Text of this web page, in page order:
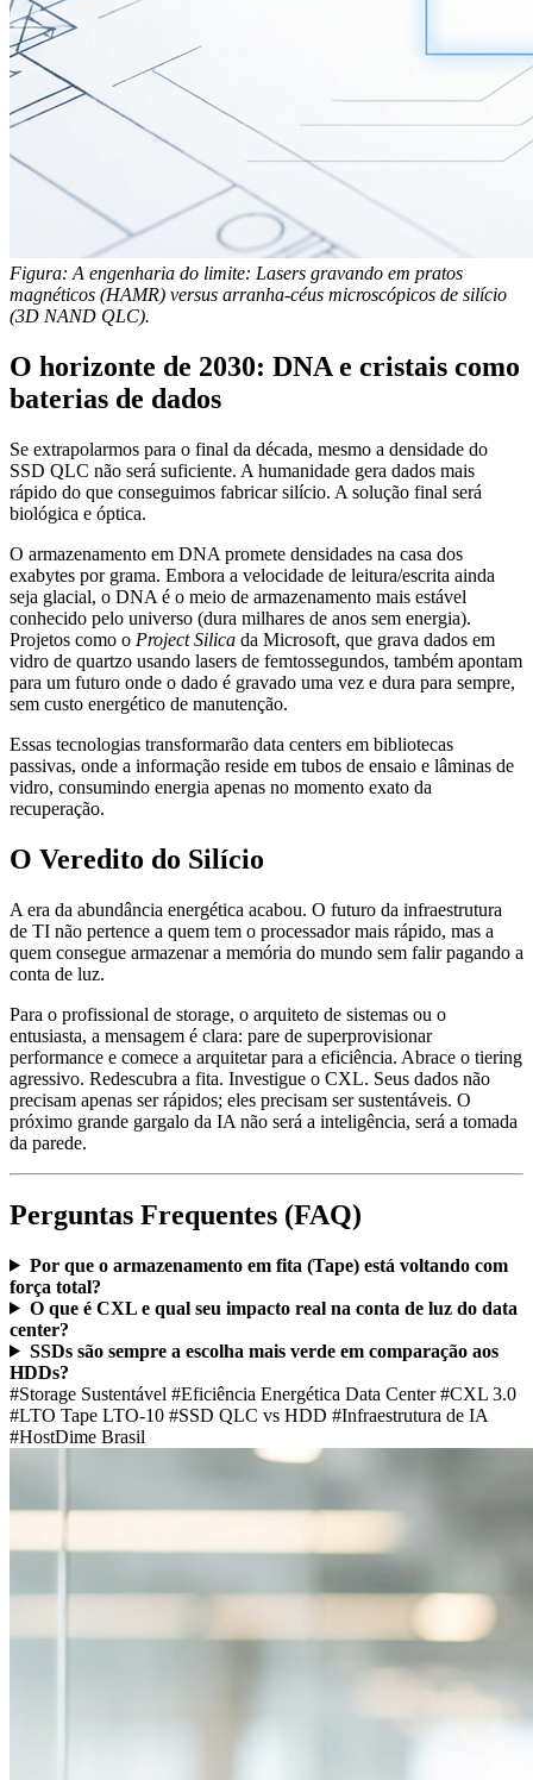
Figura: A engenharia do limite: Lasers gravando em pratos
magnéticos (HAMR) versus arranha-céus microscópicos de silício
(3D NAND QLC).
O horizonte de 2030: DNA e cristais como
baterias de dados
Se extrapolarmos para o final da década, mesmo a densidade do
SSD QLC não será suficiente. A humanidade gera dados mais
rápido do que conseguimos fabricar silício. A solução final será
biológica e óptica.
O armazenamento em DNA promete densidades na casa dos
exabytes por grama. Embora a velocidade de leitura/escrita ainda
seja glacial, o DNA é o meio de armazenamento mais estável
conhecido pelo universo (dura milhares de anos sem energia).
Projetos como o Project Silica da Microsoft, que grava dados em
vidro de quartzo usando lasers de femtossegundos, também apontam
para um futuro onde o dado é gravado uma vez e dura para sempre,
sem custo energético de manutenção.
Essas tecnologias transformarão data centers em bibliotecas
passivas, onde a informação reside em tubos de ensaio e lâminas de
vidro, consumindo energia apenas no momento exato da
recuperação.
O Veredito do Silício
A era da abundância energética acabou. O futuro da infraestrutura
de TI não pertence a quem tem o processador mais rápido, mas a
quem consegue armazenar a memória do mundo sem falir pagando a
conta de luz.
Para o profissional de storage, o arquiteto de sistemas ou o
entusiasta, a mensagem é clara: pare de superprovisionar
performance e comece a arquitetar para a eficiência. Abrace o tiering
agressivo. Redescubra a fita. Investigue o CXL. Seus dados não
precisam apenas ser rápidos; eles precisam ser sustentáveis. O
próximo grande gargalo da IA não será a inteligência, será a tomada
da parede.
Perguntas Frequentes (FAQ)
Por que o armazenamento em fita (Tape) está voltando com
força total?
O que é CXL e qual seu impacto real na conta de luz do data
center?
SSDs são sempre a escolha mais verde em comparação aos
HDDs?
#Storage Sustentável #Eficiência Energética Data Center#CXL 3.0
#LTO Tape LTO-10 #SSD QLC vs HDD #Infraestrutura de IA
#HostDime Brasil